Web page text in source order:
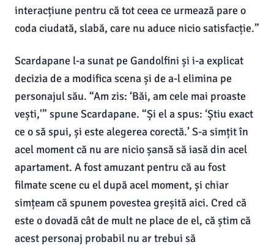
interacțiune pentru că tot ceea ce urmează pare o
coda ciudată, slabă, care nu aduce nicio satisfacție.”
Scardapane l-a sunat pe Gandolfini și i-a explicat
decizia de a modifica scena și de a-l elimina pe
personajul său. “Am zis: ‘Băi, am cele mai proaste
vești,'” spune Scardapane. “Și el a spus: ‘Știu exact
ce o să spui, și este alegerea corectă.’ S-a simțit în
acel moment că nu are nicio șansă să iasă din acel
apartament. A fost amuzant pentru că au fost
filmate scene cu el după acel moment, și chiar
simțeam că spunem povestea greșită aici. Cred că
este o dovadă cât de mult ne place de el, că știm că
acest personaj probabil nu ar trebui să